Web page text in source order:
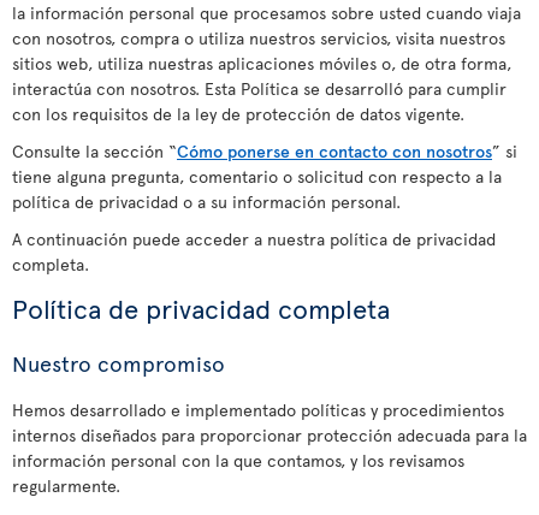
la información personal que procesamos sobre usted cuando viaja
con nosotros, compra o utiliza nuestros servicios, visita nuestros
sitios web, utiliza nuestras aplicaciones móviles o, de otra forma,
interactúa con nosotros. Esta Política se desarrolló para cumplir
con los requisitos de la ley de protección de datos vigente.
Consulte la sección “Cómo ponerse en contacto con nosotros” si
tiene alguna pregunta, comentario o solicitud con respecto a la
política de privacidad o a su información personal.
A continuación puede acceder a nuestra política de privacidad
completa.
Política de privacidad completa
Nuestro compromiso
Hemos desarrollado e implementado políticas y procedimientos
internos diseñados para proporcionar protección adecuada para la
información personal con la que contamos, y los revisamos
regularmente.